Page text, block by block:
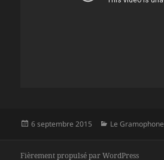
Publié
6 septembre 2015 Catégories
Le Gramophone
Fièrement propulsé par WordPress